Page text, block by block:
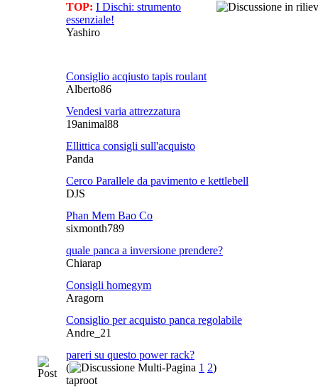
TOP: I Dischi: strumento
essenziale!
Yashiro
Consiglio acqiusto tapis roulant
Alberto86
Vendesi varia attrezzatura
19animal88
Ellittica consigli sull'acquisto
Panda
Cerco Parallele da pavimento e kettlebell
DJS
Phan Mem Bao Co
sixmonth789
quale panca a inversione prendere?
Chiarap
Consigli homegym
Aragorn
Consiglio per acquisto panca regolabile
Andre_21
pareri su questo power rack?
(
1 2)
taproot